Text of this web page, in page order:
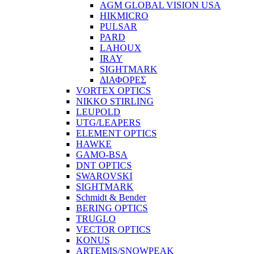
AGM GLOBAL VISION USA
HIKMICRO
PULSAR
PARD
LAHOUX
IRAY
SIGHTMARK
ΔΙΑΦΟΡΕΣ
VORTEX OPTICS
NIKKO STIRLING
LEUPOLD
UTG/LEAPERS
ELEMENT OPTICS
HAWKE
GAMO-BSA
DNT OPTICS
SWAROVSKI
SIGHTMARK
Schmidt & Bender
BERING OPTICS
TRUGLO
VECTOR OPTICS
KONUS
ARTEMIS/SNOWPEAK